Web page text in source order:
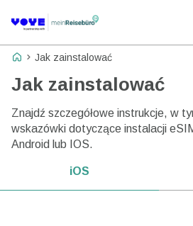
Strona główna Voye
Jak zainstalować
Jak zainstalować
Znajdź szczegółowe instrukcje, w
wskazówki dotyczące instalacji
Android lub IOS.
iOS